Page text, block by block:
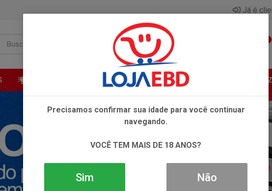
Já é
BEBIDAS CONGELADOS HIGIENE E
Precisamos confirmar sua idade para você continuar
navegando.
VOCÊ TEM MAIS DE 18 ANOS?
Sim Não